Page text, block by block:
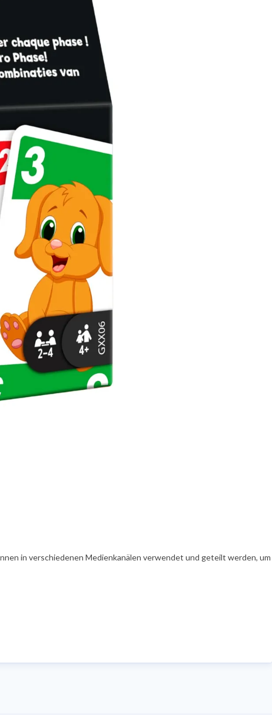
in verschiedenen Medienkanälen verwendet und geteilt